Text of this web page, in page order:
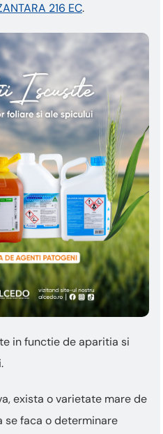
216 EC.
in functie de aparitia si
exista o varietate mare de
se faca o determinare